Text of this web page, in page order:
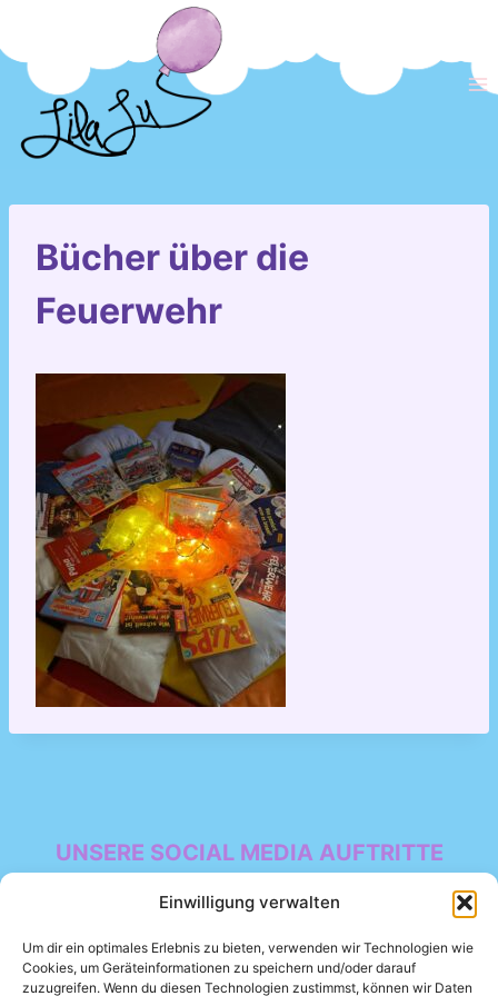
Einwilligung verwalten
Um dir ein optimales Erlebnis zu bieten, verwenden wir Technologien wie
Cookies, um Geräteinformationen zu speichern und/oder darauf
zuzugreifen. Wenn du diesen Technologien zustimmst, können wir Daten
Inhalt
springen
Bücher über die
Feuerwehr
UNSERE SOCIAL MEDIA AUFTRITTE
Facebook